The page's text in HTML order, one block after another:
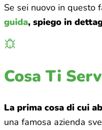
Se sei nuovo in questo
guida, spiego in
Cosa Ti
La prima cosa di cui
una famosa azienda